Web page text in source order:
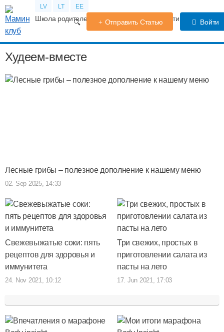
LV LT EE
Школа родителей Календарь беременности Форум
Отправить Статью Войти
Худеем-вместе
Лесные грибы – полезное дополнение к нашему меню
02. Sep 2025, 14:33
Свежевыжатые соки: пять
рецептов для здоровья и
иммунитета
24. Nov 2021, 10:12
Три свежих, простых в
приготовлении салата из
пасты на лето
17. Jun 2021, 17:03